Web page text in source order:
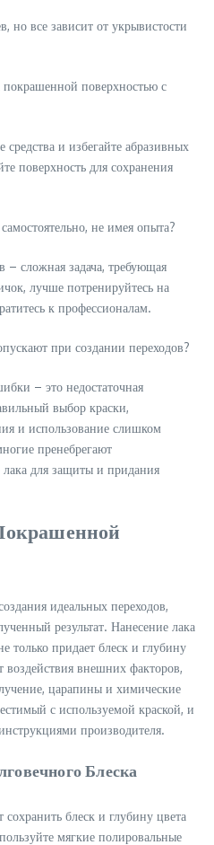
но все зависит от укрывистости
поверхностью с
и избегайте абразивных
поверхность для сохранения
не имея опыта?
– сложная задача, требующая
лучше потренируйтесь на
к профессионалам.
при создании переходов?
– это недостаточная
выбор краски,
и использование слишком
пренебрегают
лака для защиты и придания
идеальных переходов,
результат. Нанесение лака
только придает блеск и глубину
внешних факторов,
царапины и химические
с используемой краской, и
производителя.
Блеска
сохранить блеск и глубину цвета
мягкие полировальные